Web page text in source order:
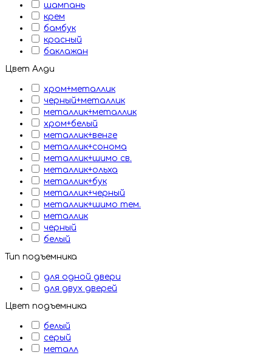
шампань
крем
бамбук
красный
баклажан
Цвет Алди
хром+металлик
черный+металлик
металлик+металлик
хром+белый
металлик+венге
металлик+сонома
металлик+шимо св.
металлик+ольха
металлик+бук
металлик+черный
металлик+шимо тем.
металлик
черный
белый
Тип подъемника
для одной двери
для двух дверей
Цвет подъемника
белый
серый
металл